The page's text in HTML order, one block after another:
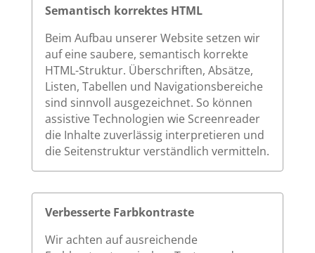
Semantisch korrektes HTML
Beim Aufbau unserer Website setzen wir
auf eine saubere, semantisch korrekte
HTML-Struktur. Überschriften, Absätze,
Listen, Tabellen und Navigationsbereiche
sind sinnvoll ausgezeichnet. So können
assistive Technologien wie Screenreader
die Inhalte zuverlässig interpretieren und
die Seitenstruktur verständlich vermitteln.
Verbesserte Farbkontraste
Wir achten auf ausreichende